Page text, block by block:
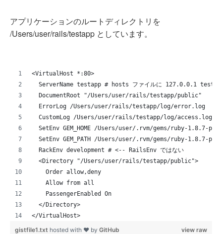
アプリケーションのルートディレクトリを
/Users/user/rails/testapp としています。
<VirtualHost *:80>
ServerName testapp # hosts ファイルに 127.0.0.1
  DocumentRoot "/Users/user/rails/testapp/public"
  ErrorLog /Users/user/rails/testapp/log/error.log
CustomLog /Users/user/rails/testapp/log/access.log
SetEnv GEM_HOME /Users/user/.rvm/gems/ruby-1.8.7-p249
SetEnv GEM_PATH /Users/user/.rvm/gems/ruby-1.8.7-
  RackEnv development # <-- RailsEnv ではない
  <Directory "/Users/user/rails/testapp/public">
    Order allow,deny
    Allow from all
    PassengerEnabled On
  </Directory>
</VirtualHost>
view raw
gistfile1.txt hosted with ❤ by GitHub